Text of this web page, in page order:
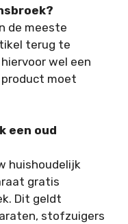
de meeste
terug te
wel een
moet
een oud
huishoudelijk
gratis
Dit geldt
stofzuigers